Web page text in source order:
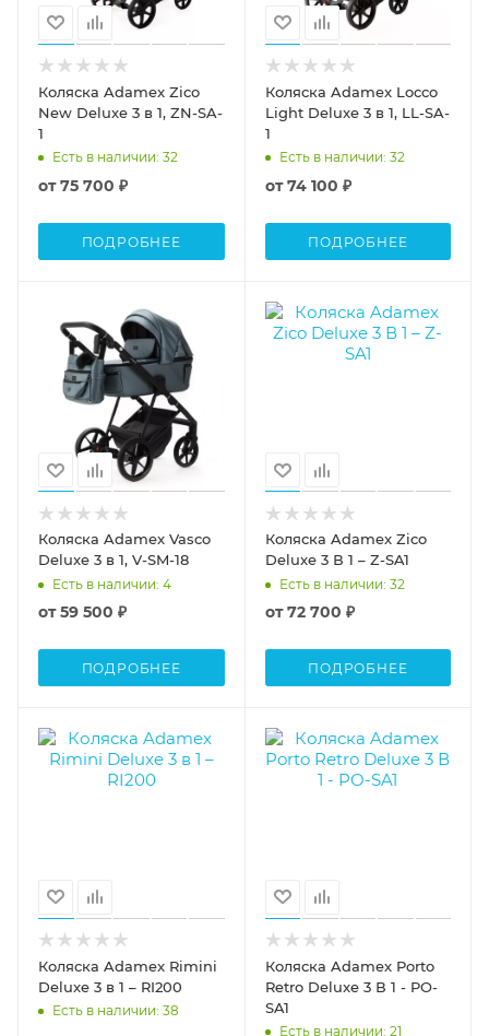
Коляска Adamex Zico
New Deluxe 3 в 1, ZN-SA-
1
Есть в наличии: 32
от75 700 ₽
ПОДРОБНЕЕ
Коляска Adamex Locco
Light Deluxe 3 в 1, LL-SA-
1
Есть в наличии: 32
от74 100 ₽
ПОДРОБНЕЕ
Коляска Adamex Vasco
Deluxe 3 в 1, V-SM-18
Есть в наличии: 4
от59 500 ₽
ПОДРОБНЕЕ
Коляска Adamex Zico
Deluxe 3 В 1 – Z-SA1
Есть в наличии: 32
от72 700 ₽
ПОДРОБНЕЕ
Коляска Adamex Rimini
Deluxe 3 в 1 – RI200
Есть в наличии: 38
Коляска Adamex Porto
Retro Deluxe 3 В 1 - PO-
SA1
Есть в наличии: 21